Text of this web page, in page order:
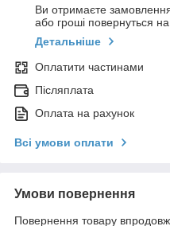
Ви отримаєте
або гроші повернуться
Детальніше
Оплатити частинами
Післяплата
Оплата на рахунок
Всі умови оплати
Умови повернення
Повернення товару